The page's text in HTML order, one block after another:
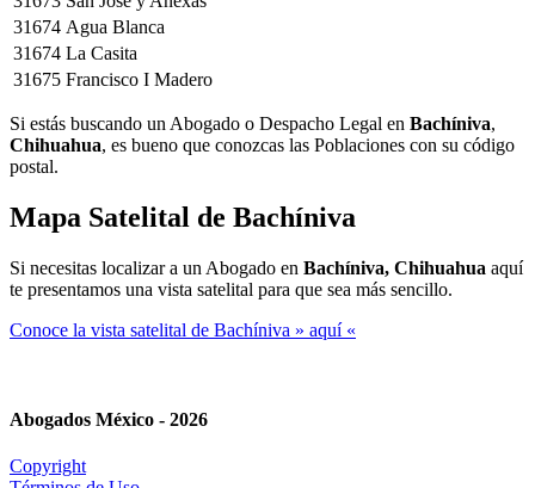
31674 Agua Blanca
31674 La Casita
31675 Francisco I Madero
Si estás buscando un Abogado o Despacho Legal en Bachíniva,
Chihuahua, es bueno que conozcas las Poblaciones con su código
postal.
Mapa Satelital de Bachíniva
Si necesitas localizar a un Abogado en Bachíniva, Chihuahua aquí
te presentamos una vista satelital para que sea más sencillo.
Conoce la vista satelital de Bachíniva » aquí «
Abogados México - 2026
Copyright